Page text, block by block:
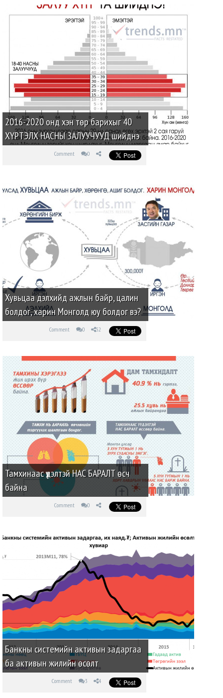
2016-2020 онд хэн төр барихыг 40
ХҮРТЭЛХ НАСНЫ ЗАЛУУЧУУД шийднэ
Comment 0
Хувьцаа дэлхийд ажлын байр, цалин
болдог, харин Монголд юу болдог вэ?
Comment 0 52
Тамхинаас үүдэлтэй НАС БАРАЛТ өсч
байна
Comment 0
Банкны системийн активын задаргаа
ба активын жилийн өсөлт
Comment 3 4